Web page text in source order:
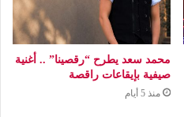
محمد سعد يطرح “رقصينا” .. أغنية
صيفية بإيقاعات راقصة
منذ 5 أيام